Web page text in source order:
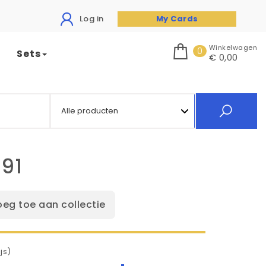
Log in My Cards
Sets 0 Winkelwagen
€ 0,00
toe aan collectie